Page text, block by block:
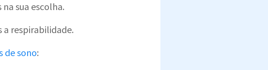
sua escolha.
a respirabilidade.
de sono: